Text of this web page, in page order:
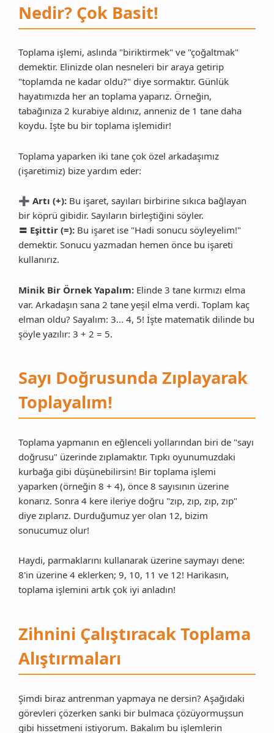
Nedir? Çok Basit!
Toplama işlemi, aslında "biriktirmek" ve "çoğaltmak"
demektir. Elinizde olan nesneleri bir araya getirip
"toplamda ne kadar oldu?" diye sormaktır. Günlük
hayatımızda her an toplama yaparız. Örneğin,
tabağınıza 2 kurabiye aldınız, anneniz de 1 tane daha
koydu. İşte bu bir toplama işlemidir!
Toplama yaparken iki tane çok özel arkadaşımız
(işaretimiz) bize yardım eder:
➕ Artı (+): Bu işaret, sayıları birbirine sıkıca bağlayan
bir köprü gibidir. Sayıların birleştiğini söyler.
〓 Eşittir (=): Bu işaret ise "Hadi sonucu söyleyelim!"
demektir. Sonucu yazmadan hemen önce bu işareti
kullanırız.
Minik Bir Örnek Yapalım: Elinde 3 tane kırmızı elma
var. Arkadaşın sana 2 tane yeşil elma verdi. Toplam kaç
elman oldu? Sayalım: 3... 4, 5! İşte matematik dilinde bu
şöyle yazılır: 3 + 2 = 5.
Sayı Doğrusunda Zıplayarak
Toplayalım!
Toplama yapmanın en eğlenceli yollarından biri de "sayı
doğrusu" üzerinde zıplamaktır. Tıpkı oyunumuzdaki
kurbağa gibi düşünebilirsin! Bir toplama işlemi
yaparken (örneğin 8 + 4), önce 8 sayısının üzerine
konarız. Sonra 4 kere ileriye doğru "zıp, zıp, zıp, zıp"
diye zıplarız. Durduğumuz yer olan 12, bizim
sonucumuz olur!
Haydi, parmaklarını kullanarak üzerine saymayı dene:
8'in üzerine 4 eklerken; 9, 10, 11 ve 12! Harikasın,
toplama işlemini artık çok iyi anladın!
Zihnini Çalıştıracak Toplama
Alıştırmaları
Şimdi biraz antrenman yapmaya ne dersin? Aşağıdaki
görevleri çözerken sanki bir bulmaca çözüyormuşsun
gibi hissetmeni istiyorum. Bakalım bu işlemlerin